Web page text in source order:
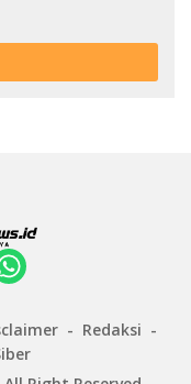
Redaksi